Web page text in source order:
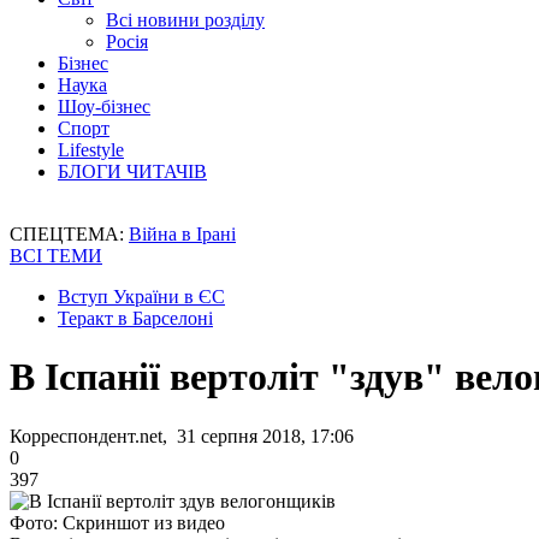
Всі новини розділу
Росія
Бізнес
Наука
Шоу-бізнес
Спорт
Lifestyle
БЛОГИ ЧИТАЧІВ
СПЕЦТЕМА: Війна в Ірані
ВСІ ТЕМИ
Вступ України в ЄС
Теракт в Барселоні
В Іспанії вертоліт "здув"
Корреспондент.net, 31 серпня 2018, 17:06
0
397
Фото: Скриншот из видео